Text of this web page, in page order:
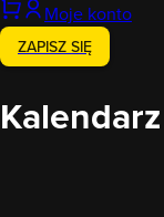
Moje konto
ZAPISZ SIĘ